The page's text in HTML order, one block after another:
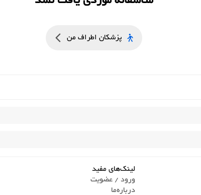
پزشکان اطراف من
لینک‌های مفید
ورود / عضویت
درباره‌ما